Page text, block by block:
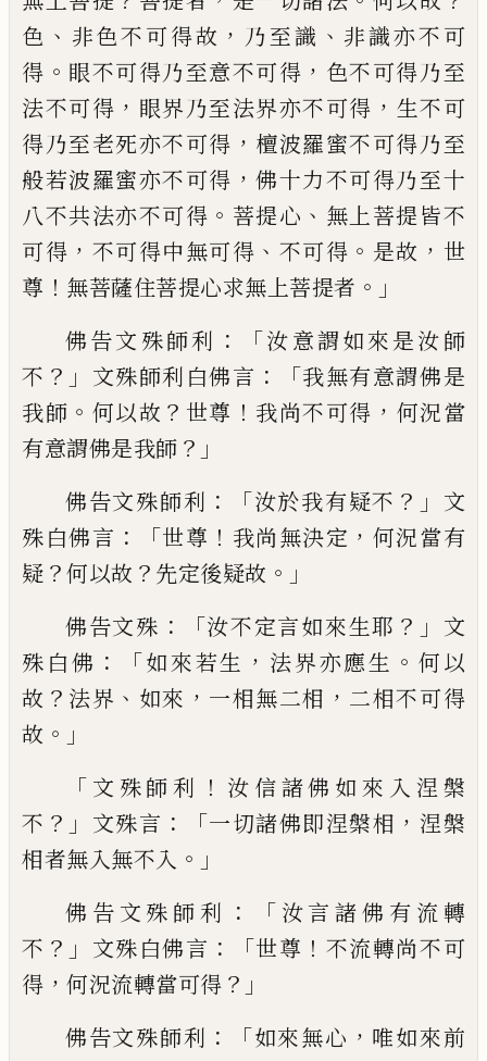
色 、 非色不可得故 ， 乃至識 、 非識亦不可
得 。 眼不可得乃至意不可得 ， 色不可得乃至
法不可得 ， 眼界乃至法界亦不可得 ， 生不可
得乃至老死亦不可得 ， 檀波羅蜜不可得乃至
般若波羅蜜亦不可得 ，佛十力不可得乃至十
八不共法亦不可得 。 菩提心 、 無上菩提皆不
可得 ， 不可得中無可得 、 不可得 。 是故 ， 世
尊 ！ 無菩薩住菩提心求無上菩提者 。」
佛告文殊師利 ：「汝意謂如來是汝師
不 ？」 文殊師利白佛言 ： 「我無有意謂佛是
我師 。 何以故 ？ 世尊 ！ 我尚不可得 ， 何況當
有意謂佛是我師 ？」
佛告文殊師利 ：「汝於我有疑不 ？」 文
殊白佛言 ：「世尊 ！ 我尚無決定 ， 何況當有
疑 ？何以故 ？ 先定後疑故 。」
佛告文殊 ：「汝不定言如來生耶 ？」 文
殊白佛 ： 「如來若生 ， 法界亦應生 。 何以
故 ？ 法界 、 如來 ， 一相無二相 ， 二相不可得
故 。」
「 文殊師利 ！ 汝信諸佛如來入涅槃
不 ？」 文殊言 ：「一切諸佛即涅槃相 ，涅槃
相者無入無不入 。」
佛告文殊師利 ： 「 汝言諸佛有流轉
不 ？」 文殊白佛言 ：「世尊 ！ 不流轉尚不可
得 ， 何況流轉當可得 ？」
佛告文殊師利 ：「如來無心 ， 唯如來前